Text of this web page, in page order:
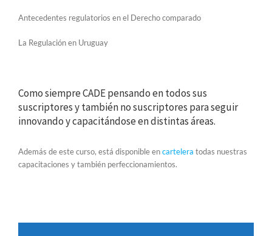
Antecedentes regulatorios en el Derecho comparado
La Regulación en Uruguay
Como siempre CADE pensando en todos sus
suscriptores y también no suscriptores para seguir
innovando y capacitándose en distintas áreas.
Además de este curso, está disponible encartelera todas nuestras
capacitaciones y también perfeccionamientos.